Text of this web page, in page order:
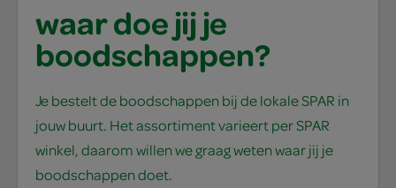
waar doe jij je
boodschappen?
Je bestelt de boodschappen bij de lokale SPAR in
jouw buurt. Het assortiment varieert per SPAR
winkel, daarom willen we graag weten waar jij je
boodschappen doet.